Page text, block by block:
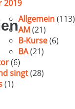
2019
Allgemein(113)
AM(21)
B-Kurse(6)
BA(21)
(6)
singt(28)
(1)